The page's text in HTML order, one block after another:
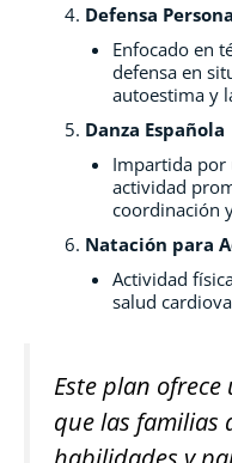
Defensa
Enfocado en
defensa en
autoestima y
Danza Española
Impartida por
actividad
coordinación
Natación para
Actividad
salud
Este plan
que las familias